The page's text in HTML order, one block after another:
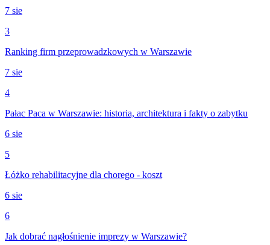
7 sie
3
Ranking firm przeprowadzkowych w Warszawie
7 sie
4
Pałac Paca w Warszawie: historia, architektura i fakty o zabytku
6 sie
5
Łóżko rehabilitacyjne dla chorego - koszt
6 sie
6
Jak dobrać nagłośnienie imprezy w Warszawie?